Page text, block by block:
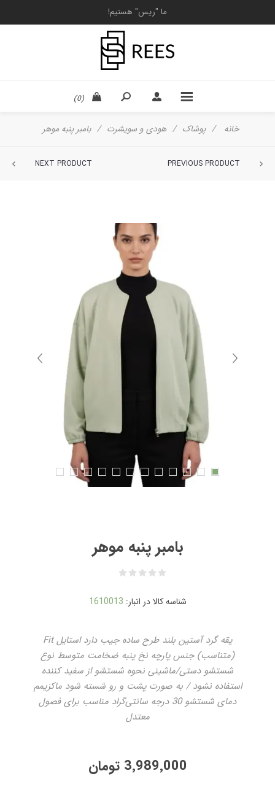
ما "ریس" هستیم!
(0)
خانه / پوشاک / هودی و سویشرت / بامبر پنبه موهر
PREVIOUS PRODUCT
NEXT PRODUCT
بامبر پنبه موهر
شناسه کالا در انبار: 1610013
یقه گرد آستین بلند طرح ساده جیب دارد استایل Fit
(متناسب) جنس پارچه نخ پنبه ضخامت متوسط نوع
شستشو دستی/ماشینی نحوه شستشو از سفید کننده
استفاده نشود / به صورت پشت و رو شسته شود ماکزیمم
دمای شستشو 30 درجه سانتی‌گراد مناسب برای فصول
معتدل
3٬989٬000 تومان